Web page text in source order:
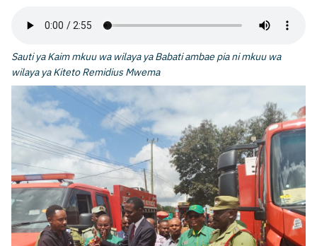
Sauti ya Kaim mkuu wa wilaya ya Babati ambae pia ni mkuu wa
wilaya ya Kiteto Remidius Mwema